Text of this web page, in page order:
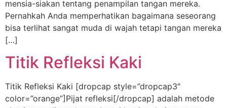
mensia-siakan tentang penampilan tangan mereka.
Pernahkah Anda memperhatikan bagaimana seseorang
bisa terlihat sangat muda di wajah tetapi tangan mereka
[…]
Titik Refleksi Kaki
Titik Refleksi Kaki [dropcap style=”dropcap3″
color=”orange”]Pijat refleksi[/dropcap] adalah metode